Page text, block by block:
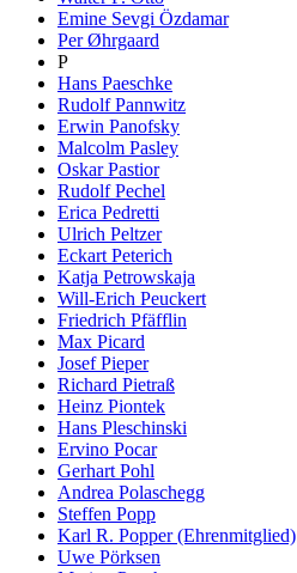
Emine Sevgi Özdamar
Per Øhrgaard
P
Hans Paeschke
Rudolf Pannwitz
Erwin Panofsky
Malcolm Pasley
Oskar Pastior
Rudolf Pechel
Erica Pedretti
Ulrich Peltzer
Eckart Peterich
Katja Petrowskaja
Will-Erich Peuckert
Friedrich Pfäfflin
Max Picard
Josef Pieper
Richard Pietraß
Heinz Piontek
Hans Pleschinski
Ervino Pocar
Gerhart Pohl
Andrea Polaschegg
Steffen Popp
Karl R. Popper (Ehrenmitglied)
Uwe Pörksen